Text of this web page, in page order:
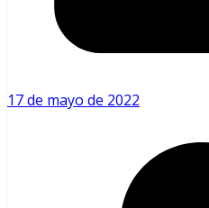
17 de mayo de 2022